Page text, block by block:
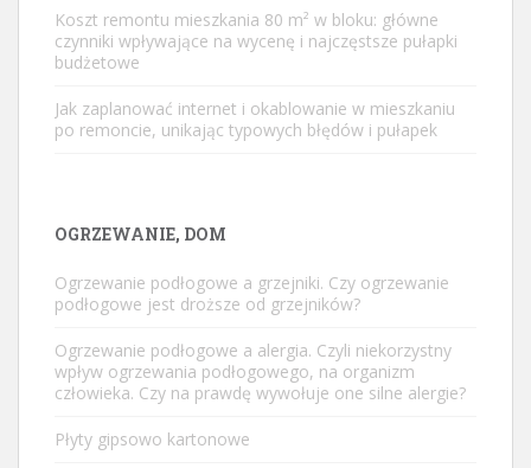
Koszt remontu mieszkania 80 m² w bloku: główne
czynniki wpływające na wycenę i najczęstsze pułapki
budżetowe
Jak zaplanować internet i okablowanie w mieszkaniu
po remoncie, unikając typowych błędów i pułapek
OGRZEWANIE, DOM
Ogrzewanie podłogowe a grzejniki. Czy ogrzewanie
podłogowe jest droższe od grzejników?
Ogrzewanie podłogowe a alergia. Czyli niekorzystny
wpływ ogrzewania podłogowego, na organizm
człowieka. Czy na prawdę wywołuje one silne alergie?
Płyty gipsowo kartonowe